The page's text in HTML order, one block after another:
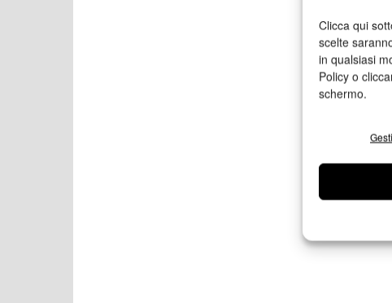
Clicca qui
scelte
in qualsiasi
Policy o
schermo.